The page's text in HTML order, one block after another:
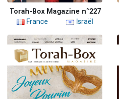
Torah-Box Magazine n°227
France
Israël